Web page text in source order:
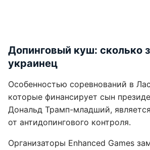
Допинговый куш: сколько
украинец
Особенностью соревнований в
которые финансирует сын
Дональд Трамп-младший,
от антидопингового контроля.
Организаторы Enhanced Games